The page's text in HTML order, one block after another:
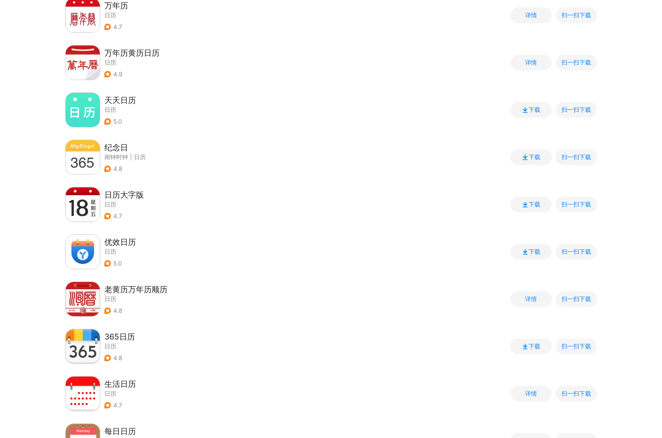
万年历
日历
4.7
详情 扫一扫下载
万年历黄历日历
日历
4.9
详情 扫一扫下载
天天日历
日历
5.0
下载 扫一扫下载
纪念日
闹钟时钟
日历
4.8
下载 扫一扫下载
日历大字版
日历
4.7
下载 扫一扫下载
优效日历
日历
5.0
下载 扫一扫下载
老黄历万年历顺历
日历
4.8
详情 扫一扫下载
365日历
日历
4.8
下载 扫一扫下载
生活日历
日历
4.7
详情 扫一扫下载
每日日历